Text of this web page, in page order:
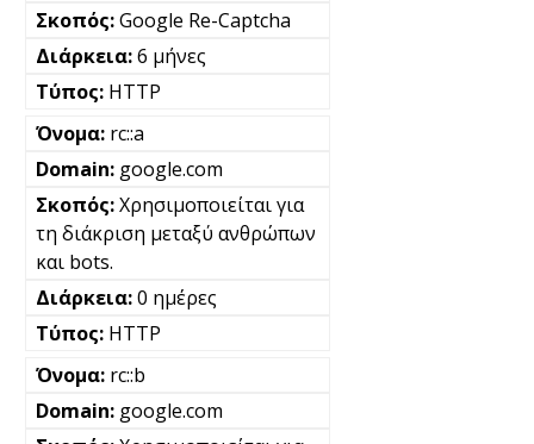
Google Re-Captcha
6 μήνες
HTTP
rc::a
google.com
Χρησιμοποιείται για
τη διάκριση μεταξύ ανθρώπων
και bots.
0 ημέρες
HTTP
rc::b
google.com